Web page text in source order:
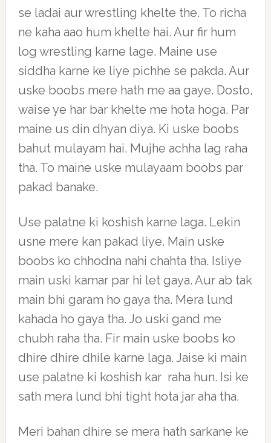
se ladai aur wrestling khelte the. To richa
ne kaha aao hum khelte hai. Aur fir hum
log wrestling karne lage. Maine use
siddha karne ke liye pichhe se pakda. Aur
uske boobs mere hath me aa gaye. Dosto,
waise ye har bar khelte me hota hoga. Par
maine us din dhyan diya. Ki uske boobs
bahut mulayam hai. Mujhe achha lag raha
tha. To maine uske mulayaam boobs par
pakad banake.
Use palatne ki koshish karne laga. Lekin
usne mere kan pakad liye. Main uske
boobs ko chhodna nahi chahta tha. Isliye
main uski kamar par hi let gaya. Aur ab tak
main bhi garam ho gaya tha. Mera lund
kahada ho gaya tha. Jo uski gand me
chubh raha tha. Fir main uske boobs ko
dhire dhire dhile karne laga. Jaise ki main
use palatne ki koshish kar raha hun. Isi ke
sath mera lund bhi tight hota jar aha tha.
Meri bahan dhire se mera hath sarkane ke